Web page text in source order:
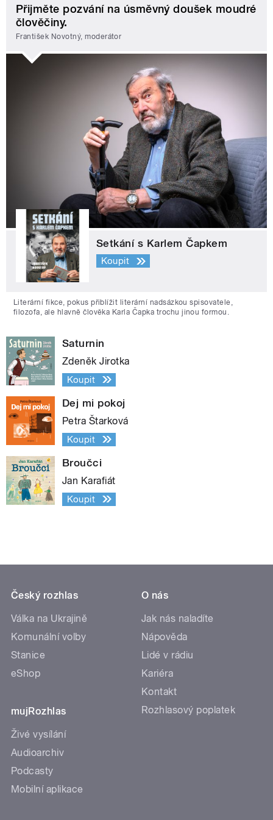
Přijměte pozvání na úsměvný doušek moudré
člověčiny.
František Novotný, moderátor
Setkání s Karlem Čapkem
Koupit
Literární fikce, pokus přiblížit literární nadsázkou spisovatele,
filozofa, ale hlavně člověka Karla Čapka trochu jinou formou.
Saturnin
Zdeněk Jirotka
Koupit
Dej mi pokoj
Petra Štarková
Koupit
Broučci
Jan Karafiát
Koupit
Český rozhlas
Válka na Ukrajině
Komunální volby
Stanice
eShop
mujRozhlas
Živé vysílání
Audioarchiv
Podcasty
Mobilní aplikace
O nás
Jak nás naladíte
Nápověda
Lidé v rádiu
Kariéra
Kontakt
Rozhlasový poplatek